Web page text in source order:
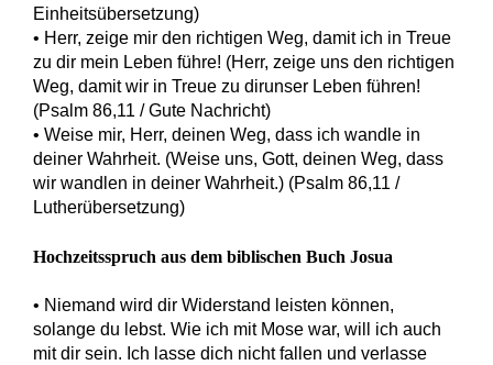
Einheitsübersetzung)
• Herr, zeige mir den richtigen Weg, damit ich in Treue
zu dir mein Leben führe! (Herr, zeige uns den richtigen
Weg, damit wir in Treue zu dirunser Leben führen!
(Psalm 86,11 / Gute Nachricht)
• Weise mir, Herr, deinen Weg, dass ich wandle in
deiner Wahrheit. (Weise uns, Gott, deinen Weg, dass
wir wandlen in deiner Wahrheit.) (Psalm 86,11 /
Lutherübersetzung)
Hochzeitsspruch aus dem biblischen Buch Josua
• Niemand wird dir Widerstand leisten können,
solange du lebst. Wie ich mit Mose war, will ich auch
mit dir sein. Ich lasse dich nicht fallen und verlasse